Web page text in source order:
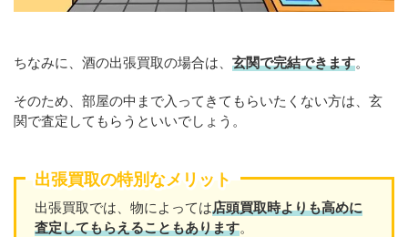
ちなみに、酒の出張買取の場合は、 玄関で完結できます。
そのため、部屋の中まで入ってきてもらいたくない方は、玄
関で査定してもらうといいでしょう。
出張買取の特別なメリット
出張買取では、物によっては店頭買取時よりも高めに
査定してもらえることもあります。